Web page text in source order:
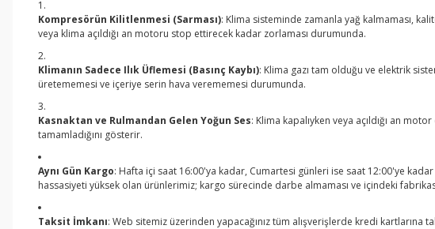
Kompresörün Kilitlenmesi (Sarması): Klima sisteminde zamanla yağ kalmaması,
veya klima açıldığı an motoru stop ettirecek kadar zorlaması durumunda.
Klimanın Sadece Ilık Üflemesi (Basınç Kaybı): Klima gazı tam olduğu ve elektrik
üretememesi ve içeriye serin hava verememesi durumunda.
Kasnaktan ve Rulmandan Gelen Yoğun Ses: Klima kapalıyken veya açıldığı an
tamamladığını gösterir.
Aynı Gün Kargo: Hafta içi saat 16:00'ya kadar, Cumartesi günleri ise saat 12:00'ye
hassasiyeti yüksek olan ürünlerimiz; kargo sürecinde darbe almaması ve içindeki
Taksit İmkanı: Web sitemiz üzerinden yapacağınız tüm alışverişlerde kredi kartlarına